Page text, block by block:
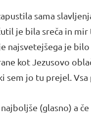
sama
je bila sreča in
najsvetejšega je
kot Jezusovo
sem jo tu prejel.
(glasno) a